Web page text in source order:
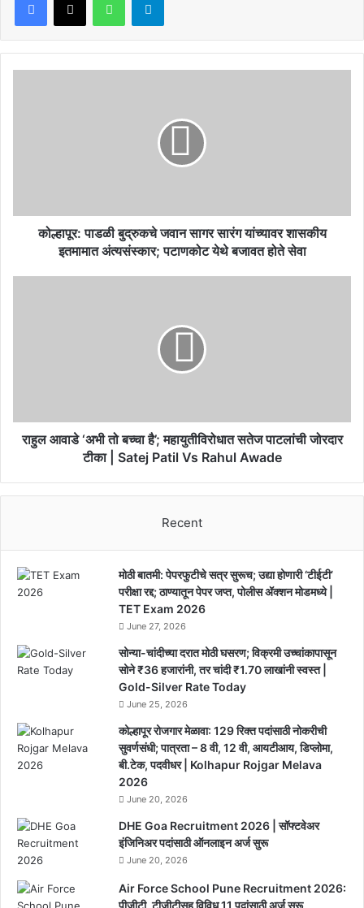
इतमामात
अंत्यसंस्कार;कोल्हापूर: पाडळी बुद्रुकचे जवान सागर सारंग यांच्यावर शासकीय
इतमामात अंत्यसंस्कार; पटाणकोट येथे बजावत होते सेवा
पाटलांची
जोरदार
राहुल आवाडे ‘अभी तो बच्चा है’; महायुतीविरोधात सतेज पाटलांची जोरदार
टीका | Satej Patil Vs Rahul Awade
Recent
मोठी बातमी: पेपरफुटीचे सत्र सुरूच; उद्या होणारी ‘टीईटी’
परीक्षा रद्द; ठाण्यातून पेपर जप्त, पोलीस ॲक्शन मोडमध्ये |
TET Exam 2026
June 27, 2026
सोन्या-चांदीच्या दरात मोठी घसरण; विक्रमी उच्चांकापासून
सोने ₹36 हजारांनी, तर चांदी ₹1.70 लाखांनी स्वस्त |
Gold-Silver Rate Today
June 25, 2026
कोल्हापूर रोजगार मेळावा: 129 रिक्त पदांसाठी नोकरीची
सुवर्णसंधी; पात्रता – 8 वी, 12 वी, आयटीआय, डिप्लोमा,
बी.टेक, पदवीधर | Kolhapur Rojgar Melava
2026
June 20, 2026
DHE Goa Recruitment 2026 | सॉफ्टवेअर
इंजिनिअर पदांसाठी ऑनलाइन अर्ज सुरू
June 20, 2026
Air Force School Pune Recruitment 2026:
पीजीटी, टीजीटीसह विविध 11 पदांसाठी अर्ज सुरू